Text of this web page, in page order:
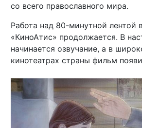
со всего православного мира.
Работа над 80-минутной лентой
«КиноАтис» продолжается. В
начинается озвучание, а в
кинотеатрах страны фильм